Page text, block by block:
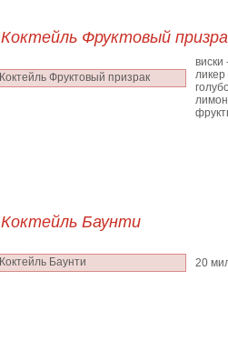
Коктейль Фруктовый
виски
Коктейль Баунти
20